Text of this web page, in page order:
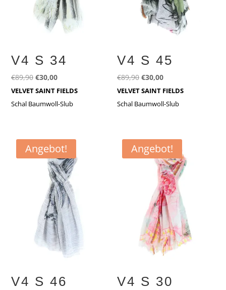
V4 S 34
€89,90 Ursprünglicher
Preis
war:
€30,00Aktueller
Preis
ist:
VELVET SAINT FIELDS
Schal Baumwoll-Slub
V4 S 45
€89,90 Ursprünglicher
Preis
war:
€30,00Aktueller
Preis
ist:
VELVET SAINT FIELDS
Schal Baumwoll-Slub
Angebot!
V4 S 46
Angebot!
V4 S 30